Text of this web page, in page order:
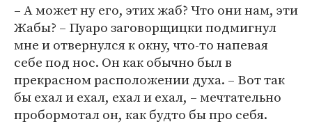
– А может ну его, этих жаб? Что они нам, эти
Жабы? – Пуаро заговорщицки подмигнул
мне и отвернулся к окну, что-то напевая
себе под нос. Он как обычно был в
прекрасном расположении духа. – Вот так
бы ехал и ехал, ехал и ехал, – мечтательно
пробормотал он, как будто бы про себя.